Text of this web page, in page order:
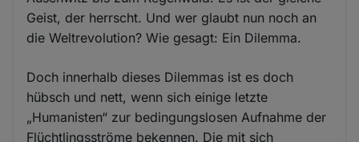
Geist, der herrscht. Und wer glaubt nun noch an
die Weltrevolution? Wie gesagt: Ein Dilemma.
Doch innerhalb dieses Dilemmas ist es doch
hübsch und nett, wenn sich einige letzte
„Humanisten“ zur bedingungslosen Aufnahme der
Flüchtlingsströme bekennen. Die mit sich